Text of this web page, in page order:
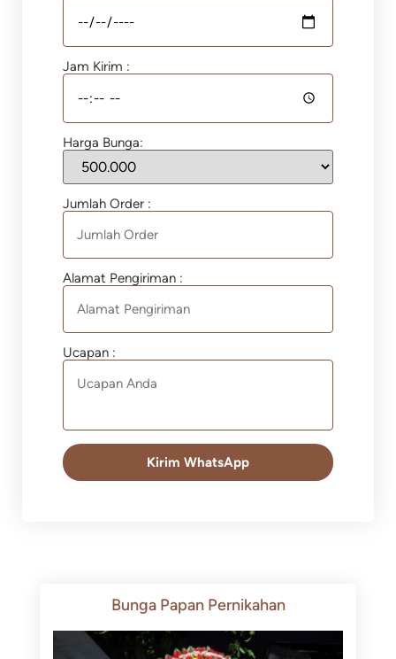
Jam Kirim :
Harga Bunga:
Jumlah Order :
Alamat Pengiriman :
Ucapan :
Kirim WhatsApp
Bunga Papan Pernikahan